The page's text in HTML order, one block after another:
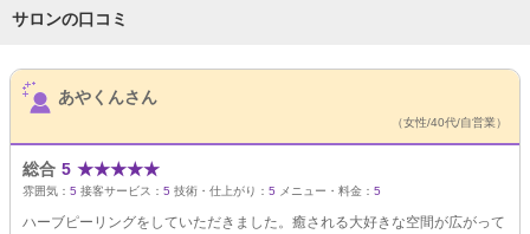
サロンの口コミ
サロンPick Up
あやくんさん
（女性/40代/自営業）
総合 5 ★★★★★
雰囲気： 5 接客サービス： 5 技術・仕上がり： 5 メニュー・料金： 5
ハーブピーリングをしていただきました。癒される大好きな空間が広がって